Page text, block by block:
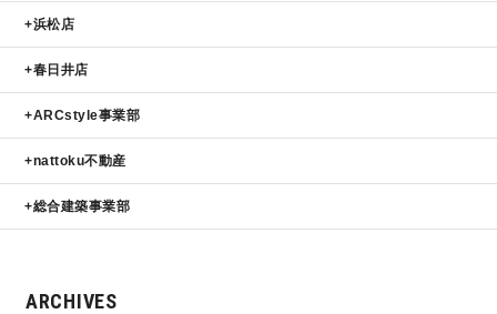
浜松店
春日井店
ARCstyle事業部
nattoku不動産
総合建築事業部
ARCHIVES